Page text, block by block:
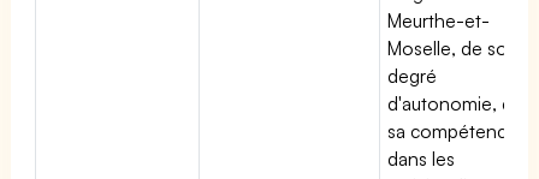
Meurthe-et-
Moselle, de son
degré
d'autonomie, de
sa compétence
dans les